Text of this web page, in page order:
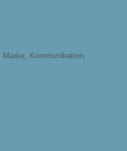
Kommunikation,